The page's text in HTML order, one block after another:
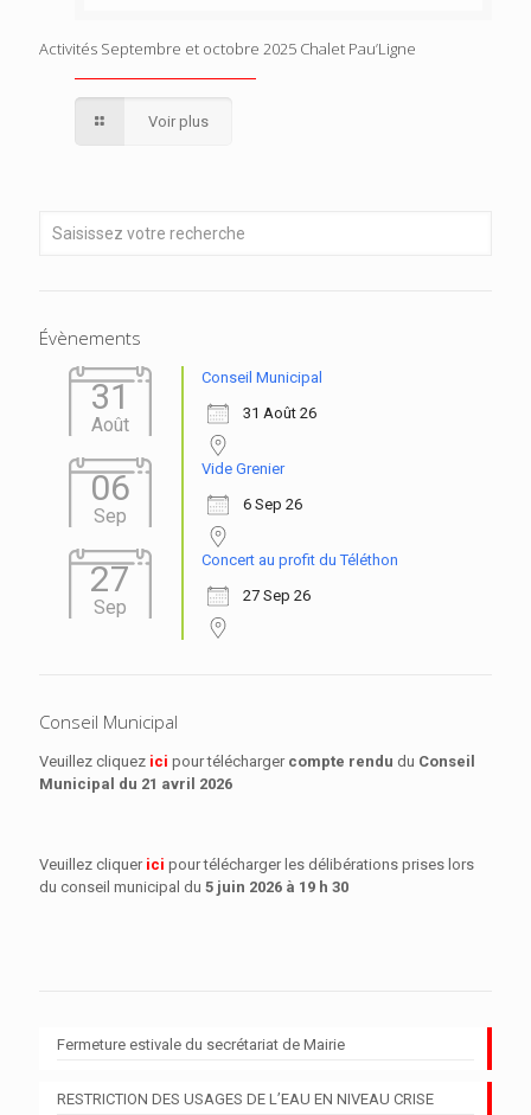
Activités Septembre et octobre 2025 Chalet Pau’Ligne
Voir plus
Évènements
31
Août
Conseil Municipal
31 Août 26
06
Sep
Vide Grenier
6 Sep 26
27
Sep
Concert au profit du Téléthon
27 Sep 26
Conseil Municipal
Veuillez cliquez ici pour télécharger compte rendu du Conseil
Municipal du 21 avril 2026
Veuillez cliquer ici pour télécharger les délibérations prises lors
du conseil municipal du 5 juin 2026 à 19 h 30
Fermeture estivale du secrétariat de Mairie
RESTRICTION DES USAGES DE L’EAU EN NIVEAU CRISE